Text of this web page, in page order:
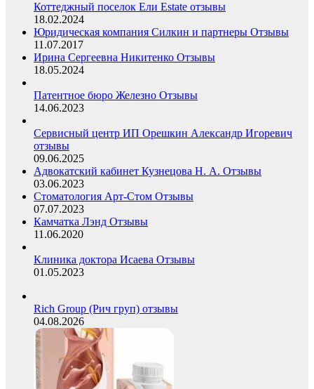
Коттеджный поселок Ели Estate отзывы
18.02.2024
Юридическая компания Силкин и партнеры Отзывы
11.07.2017
Ирина Сергеевна Никитенко Отзывы
18.05.2024
Патентное бюро Железно Отзывы
14.06.2023
Сервисный центр ИП Орешкин Александр Игоревич
отзывы
09.06.2025
Адвокатский кабинет Кузнецова Н. А. Отзывы
03.06.2023
Стоматология Арт-Стом Отзывы
07.07.2023
Камчатка Лэнд Отзывы
11.06.2020
Клиника доктора Исаева Отзывы
01.05.2023
Rich Group (Рич груп) отзывы
04.08.2026